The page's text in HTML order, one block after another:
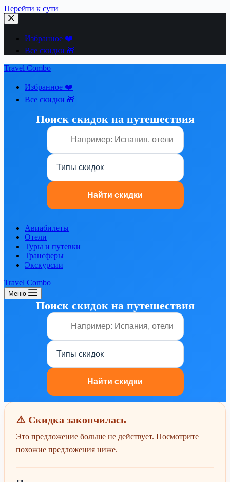
Перейти к сути
Избранное ❤️
Все скидки 🎁
Travel Combo
Избранное ❤️
Все скидки 🎁
Поиск скидок на путешествия
Авиабилеты
Отели
Туры и путевки
Трансферы
Экскурсии
Travel Combo
Меню
Поиск скидок на путешествия
⚠️ Скидка закончилась
Это предложение больше не действует. Посмотрите
похожие предложения ниже.